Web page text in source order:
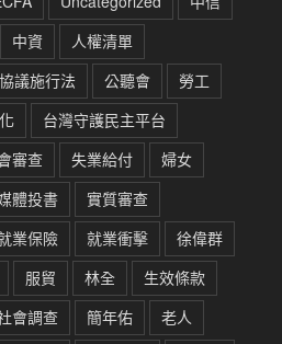
中資
人權清單
議施行法
公聽會
勞工
台灣守護民主平台
審查 失業給付
婦女
體投書
實質審查
業保險 就業衝擊
徐偉群
服貿 林全
生效條款
會調查 簡年佑
老人